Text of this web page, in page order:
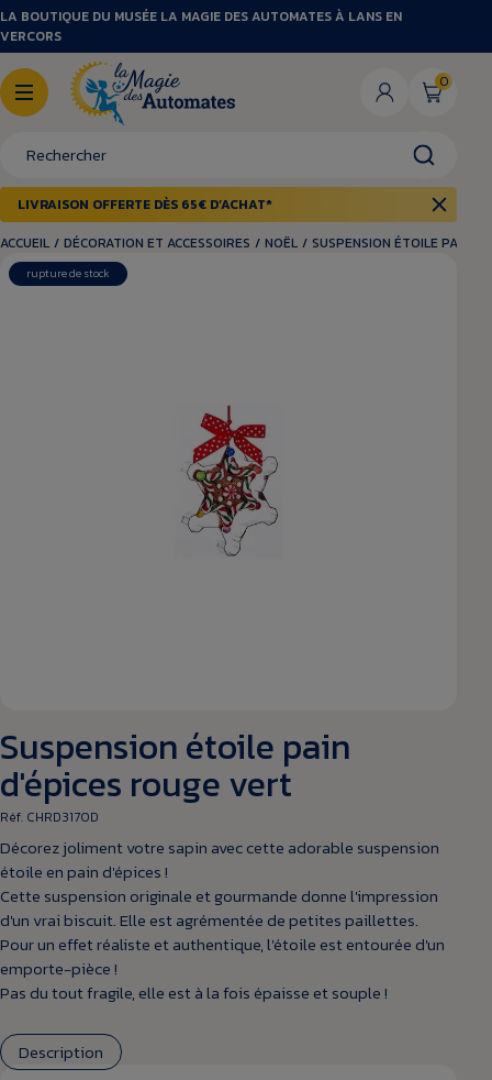
LA BOUTIQUE DU MUSÉE LA MAGIE DES AUTOMATES À LANS EN
VERCORS
0
LIVRAISON OFFERTE DÈS 65€ D’ACHAT*
ACCUEIL / DÉCORATION ET ACCESSOIRES / NOËL / SUSPENSION ÉTOILE PAIN
rupture de stock
Suspension étoile pain
d'épices rouge vert
Réf. CHRD3170D
Décorez joliment votre sapin avec cette adorable suspension
étoile en pain d'épices !
Cette suspension originale et gourmande donne l'impression
d'un vrai biscuit. Elle est agrémentée de petites paillettes.
Pour un effet réaliste et authentique, l'étoile est entourée d'un
emporte-pièce !
Pas du tout fragile, elle est à la fois épaisse et souple !
Description